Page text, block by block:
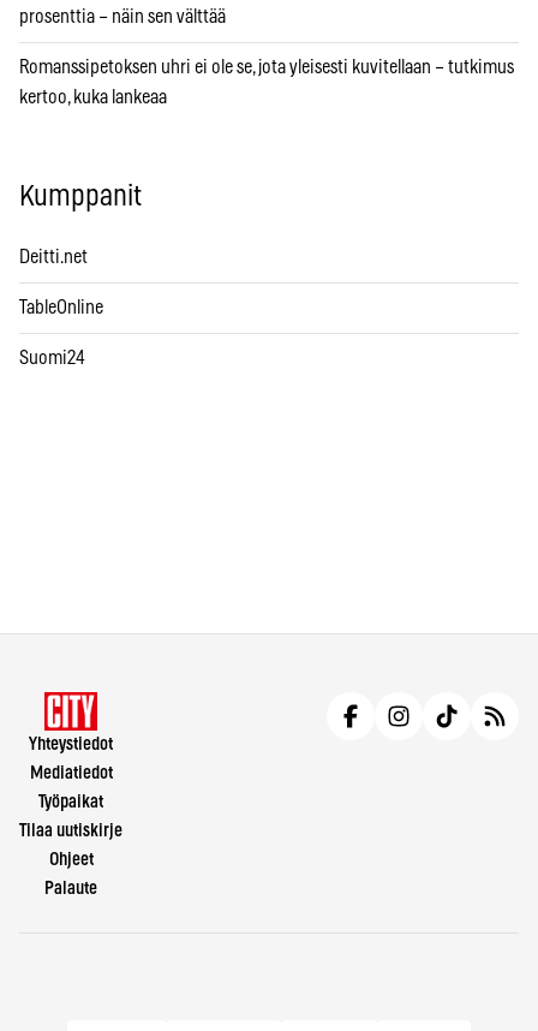
prosenttia – näin sen välttää
Romanssipetoksen uhri ei ole se, jota yleisesti kuvitellaan – tutkimus
kertoo, kuka lankeaa
Kumppanit
Deitti.net
TableOnline
Suomi24
Yhteystiedot
Mediatiedot
Työpaikat
Tilaa uutiskirje
Ohjeet
Palaute